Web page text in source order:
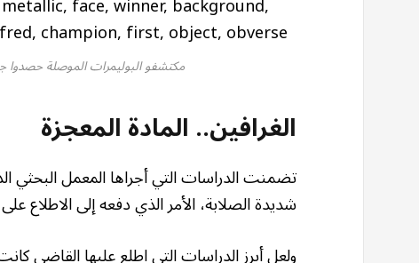
مكتشفو البوليمرات الموصلة حصدوا جائزة
الغرافين.. المادة المعجزة
تضمنت الدراسات التي أجراها المعمل البحثي
شديدة الصلابة، الأمر الذي دفعه إلى الاطلاع